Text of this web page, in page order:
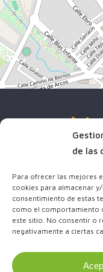
de las
Para ofrecer las mejores
cookies para almacenar
consentimiento de estas
como el comportamiento
este sitio. No consentir o
negativamente a ciertas